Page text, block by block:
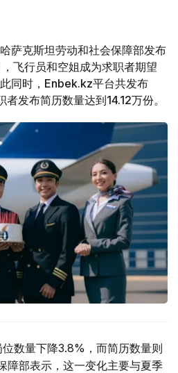
萨克斯坦劳动和社会保障部发布
飞行员和空姐成为求职者期望
同时，Enbek.kz平台共发布
发布简历数量达到14.12万份。
数量下降3.8%，而简历数量则
障部表示，这一变化主要与夏季